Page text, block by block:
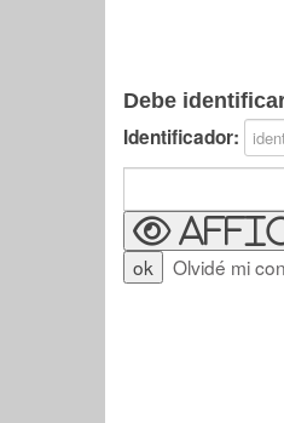
Debe
Identificador:
Olvidé mi